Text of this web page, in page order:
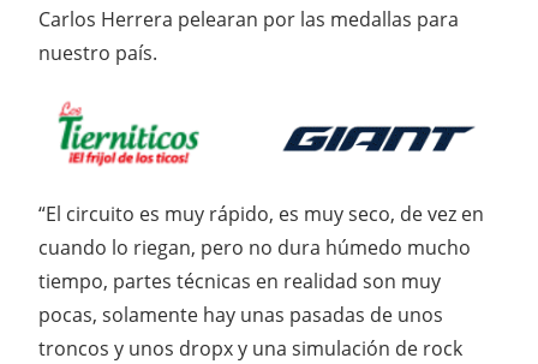
Carlos Herrera pelearan por las medallas para
nuestro país.
“El circuito es muy rápido, es muy seco, de vez en
cuando lo riegan, pero no dura húmedo mucho
tiempo, partes técnicas en realidad son muy
pocas, solamente hay unas pasadas de unos
troncos y unos dropx y una simulación de rock